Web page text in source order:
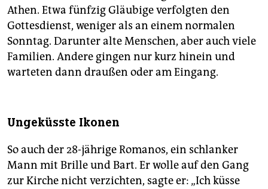
Athen. Etwa fünfzig Gläubige verfolgten den
Gottesdienst, weniger als an einem normalen
Sonntag. Darunter alte Menschen, aber auch viele
Familien. Andere gingen nur kurz hinein und
warteten dann draußen oder am Eingang.
Ungeküsste Ikonen
So auch der 28-jährige Romanos, ein schlanker
Mann mit Brille und Bart. Er wolle auf den Gang
zur Kirche nicht verzichten, sagte er: „Ich küsse